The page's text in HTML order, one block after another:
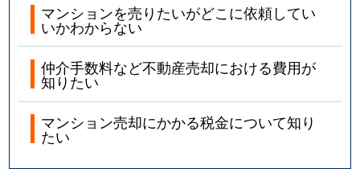
マンションを売りたいがどこに依頼してい
いかわからない
仲介手数料など不動産売却における費用が
知りたい
マンション売却にかかる税金について知り
たい